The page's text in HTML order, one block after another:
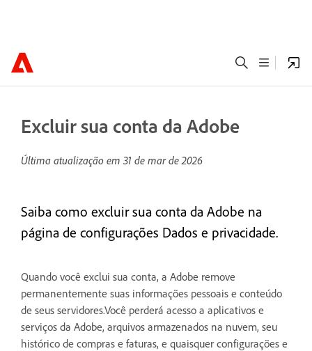
Excluir sua conta da Adobe
Última atualização em 31 de mar de 2026
Saiba como excluir sua conta da Adobe na
página de configurações Dados e privacidade.
Quando você exclui sua conta, a Adobe remove
permanentemente suas informações pessoais e conteúdo
de seus servidores.Você perderá acesso a aplicativos e
serviços da Adobe, arquivos armazenados na nuvem, seu
histórico de compras e faturas, e quaisquer configurações e